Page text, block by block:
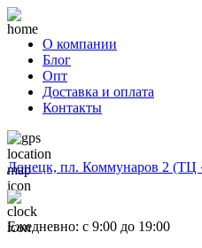
О компании
Блог
Опт
Доставка и оплата
Контакты
Донецк, пл. Коммунаров 2 (ТЦ
Ежедневно: с 9:00 до 19:00